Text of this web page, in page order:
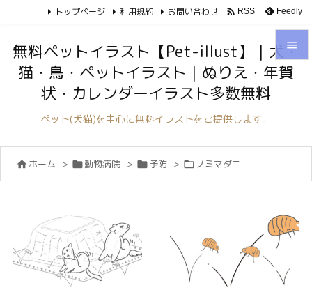




検索
トップページ 利用規約 お問い合わせ  RSS Feedly
無料ペットイラスト【Pet-illust】｜犬・
猫・鳥・ペットイラスト｜ぬりえ・年賀
状・カレンダーイラスト多数無料
ペット(犬猫)を中心に無料イラストをご提供します。
 ホーム > 動物病院 > 予防 >  ノミマダニ